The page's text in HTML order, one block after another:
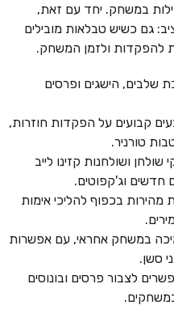
במשחק. יחד עם זאת,
גם כשיש טבלאות מובילים
להפקדות ולזמן המשחק.
שלבים, הישגים ופרסים
קבועים על הפקדות חוזרות,
טורניר.
ושולחנות קזינו לייב
חדשים וג'קפוטים.
מהירות בכפוף להליכי אימות
במשחק אחראי, עם אפשרות
סשן.
לצבור פרסים ובונוסים